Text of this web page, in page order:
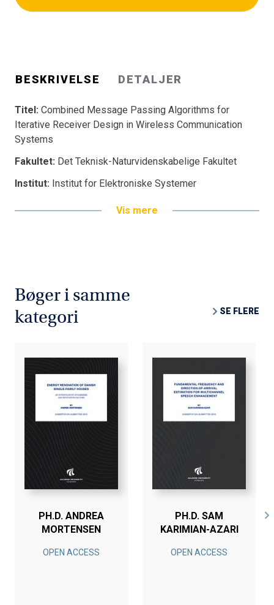
BESKRIVELSE DETALJER
Titel: Combined Message Passing Algorithms for
Iterative Receiver Design in Wireless Communication
Systems
Fakultet: Det Teknisk-Naturvidenskabelige Fakultet
Institut: Institut for Elektroniske Systemer
Vis mere
Bøger i samme
kategori
SE FLERE
PH.D. ANDREA
MORTENSEN
OPEN ACCESS
PH.D. SAM
KARIMIAN-AZARI
OPEN ACCESS